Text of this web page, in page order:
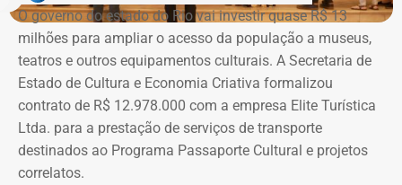
administradores atuais e anteriores, contas vinculadas,
meios de recuperação, contas publicitárias e dados de
pagamento. Com isso, a Meta também seria obrigada a
elaborar uma tabela comparativa, indicando se os perfis
compartilham telefones, dispositivos, endereços de IP,
administradores, contas de anúncios, meios de
pagamento ou gerenciadores de negócios.
O governo do estado do Rio vai investir quase R$ 13
milhões para ampliar o acesso da população a museus,
teatros e outros equipamentos culturais. A Secretaria de
Estado de Cultura e Economia Criativa formalizou
contrato de R$ 12.978.000 com a empresa Elite Turística
Ltda. para a prestação de serviços de transporte
destinados ao Programa Passaporte Cultural e projetos
correlatos.